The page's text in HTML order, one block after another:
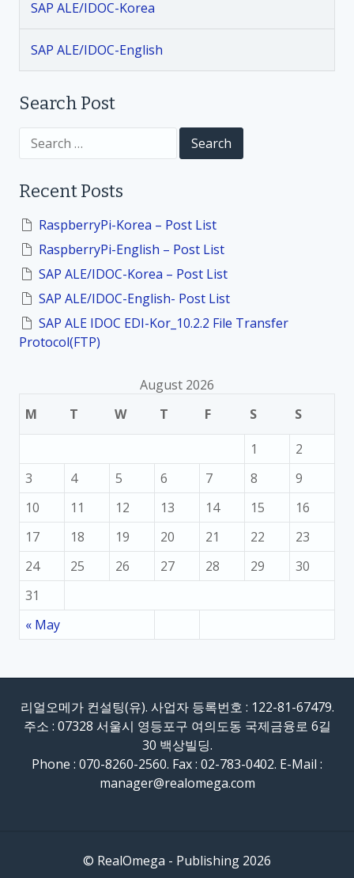
g
a
t
o
n
SAP ALE/IDOC-Korea
SAP ALE/IDOC-English
Search Post
c
o
Recent Posts
RaspberryPi-Korea – Post List
RaspberryPi-English – Post List
SAP ALE/IDOC-Korea – Post List
SAP ALE/IDOC-English- Post List
SAP ALE IDOC EDI-Kor_10.2.2 File Transfer
Protocol(FTP)
August 2026
M
T W T F S S
« May
1
2
3
4 5 6 7 8
9
10
11 12 13 14 15
16
17
18 19 20 21 22
23
24
25 26 27 28 29
30
31
리얼오메가 컨설팅(유). 사업자 등록번호 : 122-81-67479.
주소 : 07328 서울시 영등포구 여의도동 국제금융로 6길
30 백상빌딩.
Phone : 070-8260-2560. Fax : 02-783-0402. E-Mail :
manager@realomega.com
© RealOmega - Publishing 2026